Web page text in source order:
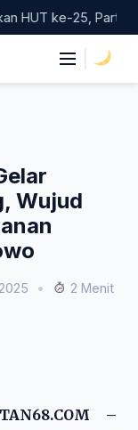
ke-25, Partai
Wujud
•
2 Menit
–